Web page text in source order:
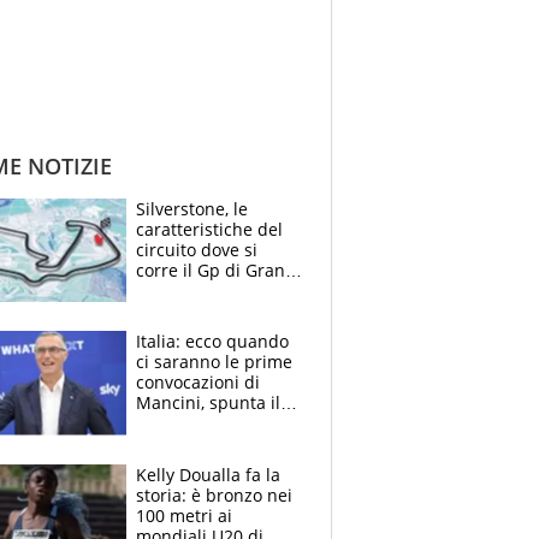
NOTIZIE
Silverstone, le
caratteristiche del
circuito dove si
corre il Gp di Gran
Italia: ecco quando
ci saranno le prime
convocazioni di
Mancini, spunta il
Kelly Doualla fa la
storia: è bronzo nei
100 metri ai